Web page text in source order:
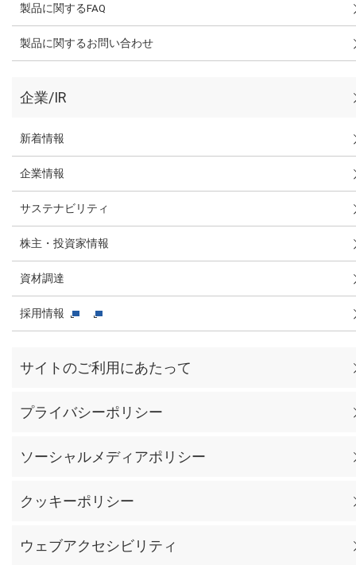
製品に関するFAQ
製品に関するお問い合わせ
企業/IR
新着情報
企業情報
サステナビリティ
株主・投資家情報
資材調達
採用情報
サイトのご利用にあたって
プライバシーポリシー
ソーシャルメディアポリシー
クッキーポリシー
ウェブアクセシビリティ